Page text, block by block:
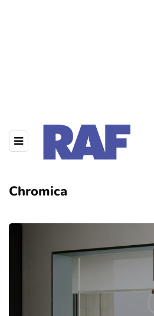
Chromica